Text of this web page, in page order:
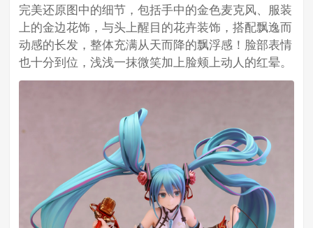
完美还原图中的细节，包括手中的金色麦克风、服装
上的金边花饰，与头上醒目的花卉装饰，搭配飘逸而
动感的长发，整体充满从天而降的飘浮感！脸部表情
也十分到位，浅浅一抹微笑加上脸颊上动人的红晕。